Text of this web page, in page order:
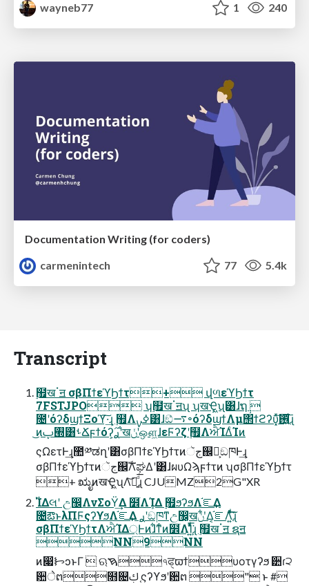
wayneb77
1 240
Documentation Writing (for coders)
carmenintech
77 5.4k
Transcript
࣮຿खॱॻ σβΠϯεϓϦϯτ+ վળεϓϦϯτ
7FSTJPO ʮ࣮຿खॱॻʯ ʮखҾ͖ʯ͸ɺຖ݄ 
೔ʹόʔδϣϯΞοϓ͠·͢ɻ ࣮຿Λߦ͏ࡍ͸ɺඞͣ࠷৽όʔδϣϯΛμ΢ϯϩʔυ͓ͯ͠࢖͍͍ͩ͘͞ɻ
͜ͷ࡭ࢠ͸ࢀՃϝϯόʔ͕࣮ࢪ࣌ʹखݩʹஔ͖ɺεϜʔζʹ࣮຿ΛਐΊΔͨΊͷ
ςΩετͰ͢ɻ಺༰ಡղʹ͸σβΠϯεϓϦϯτͷجૅ஌͕ࣝඞཁͰ͢ɻ
σβΠϯεϓϦϯτͷجૅ஌ࣝΛಘΔʹ͸ɺผυΩϡϝϯτͷ ʮσβΠϯεϓϦϯτ
+ ಋೖͷखҾ͖ʯΛ͝ཡ͍ͩ͘͞ɻ CJUMZ2G"XR
೔ఔͱλΠϜςʔϒϧΛ֬ೝ͢Δ ࣮ࢪʹඞཁͳඋ඼͕͓खݩʹ͋Δ͔֬ೝΛ͍ͯͩ͘͠͞ɻ
σβΠϯεϓϦϯτΛਐΊΔ্Ͱͷɺ͋ͳͨͷ໾ׂΛܾΊ͍ͯͩ͘͞ɻ ࣮຿खॱॻ ຊॻ
NN9NN
ͷ෇ᝦͻͱΓ  ଋࠇ৭ਫੑϖϯυοτγʔϧ ੺ɾ੨
਺ेຕ໛଄ࢴ ֤ςʔϒϧʹ਺ຕ " ͱ #